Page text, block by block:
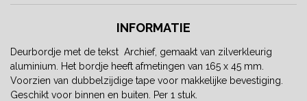
INFORMATIE
Deurbordje met de tekst Archief, gemaakt van zilverkleurig
aluminium. Het bordje heeft afmetingen van 165 x 45 mm.
Voorzien van dubbelzijdige tape voor makkelijke bevestiging.
Geschikt voor binnen en buiten. Per 1 stuk.